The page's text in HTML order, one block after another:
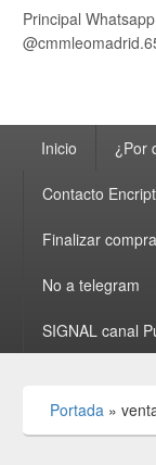
Principal
principalInicio ¿Por
Contacto
Finalizar compra
No a telegram
SIGNAL canal
Portada »